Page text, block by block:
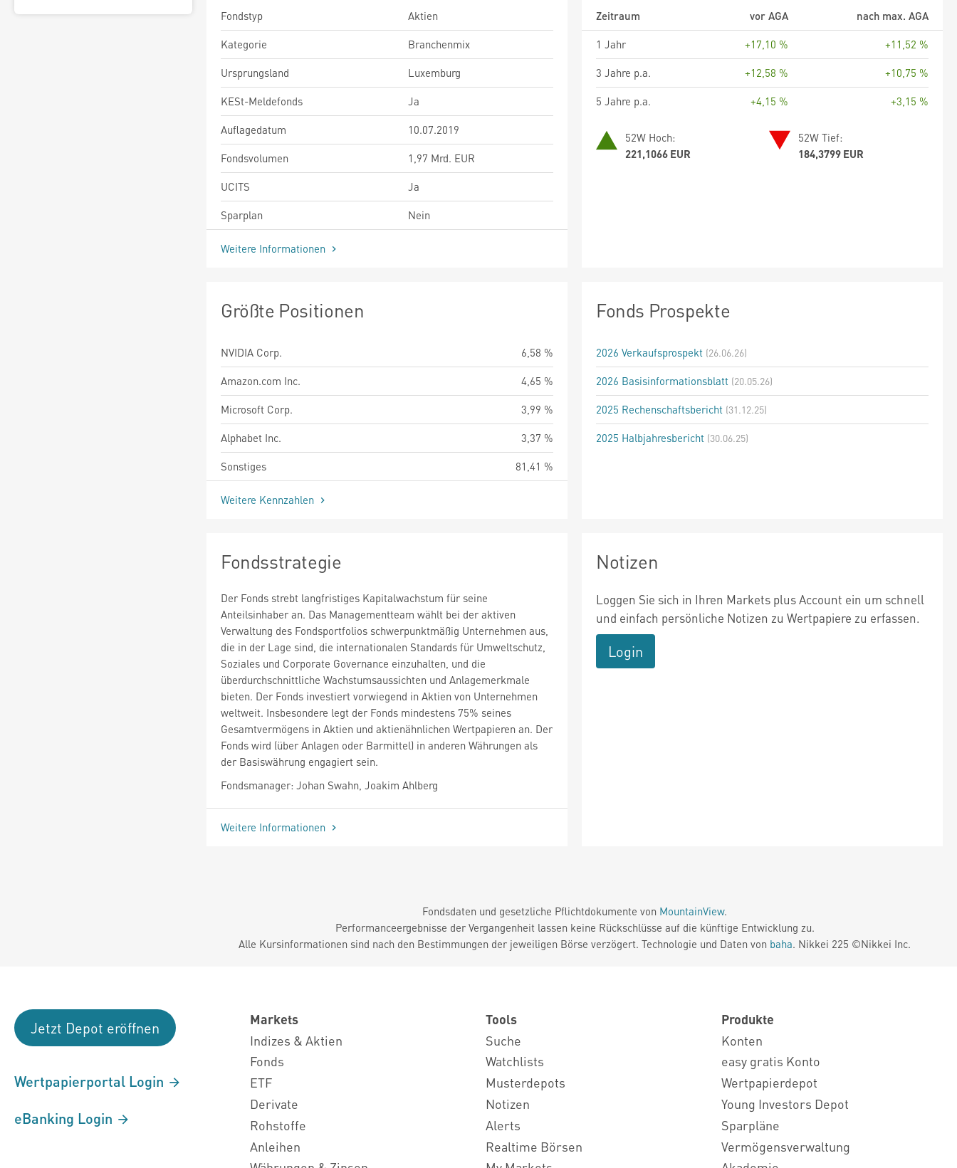
Fondstyp
Aktien
Kategorie
Branchenmix
Ursprungsland
Luxemburg
KESt-Meldefonds
Ja
Auflagedatum
10.07.2019
Fondsvolumen
1,97 Mrd. EUR
UCITS
Ja
Sparplan
Nein
Weitere Informationen
Zeitraum vor AGA
nach max. AGA
1 Jahr
+17,10 %
+11,52 %
3 Jahre p.a.
+12,58 %
+10,75 %
5 Jahre p.a.
+4,15 % +3,15 %
52W Hoch:
221,1066 EUR
52W Tief:
184,3799 EUR
Größte Positionen
NVIDIA Corp.
6,58 %
Amazon.com Inc.
4,65 %
Microsoft Corp.
3,99 %
Alphabet Inc.
3,37 %
Sonstiges
81,41 %
Weitere Kennzahlen
Fonds Prospekte
2026 Verkaufsprospekt (26.06.26)
2026 Basisinformationsblatt (20.05.26)
2025 Rechenschaftsbericht (31.12.25)
2025 Halbjahresbericht (30.06.25)
Fondsstrategie
Der Fonds strebt langfristiges Kapitalwachstum für seine
Anteilsinhaber an. Das Managementteam wählt bei der aktiven
Verwaltung des Fondsportfolios schwerpunktmäßig Unternehmen aus,
die in der Lage sind, die internationalen Standards für Umweltschutz,
Soziales und Corporate Governance einzuhalten, und die
überdurchschnittliche Wachstumsaussichten und Anlagemerkmale
bieten. Der Fonds investiert vorwiegend in Aktien von Unternehmen
weltweit. Insbesondere legt der Fonds mindestens 75% seines
Gesamtvermögens in Aktien und aktienähnlichen Wertpapieren an. Der
Fonds wird (über Anlagen oder Barmittel) in anderen Währungen als
der Basiswährung engagiert sein.
Fondsmanager: Johan Swahn, Joakim Ahlberg
Weitere Informationen
Notizen
Loggen Sie sich in Ihren Markets plus Account ein um schnell
und einfach persönliche Notizen zu Wertpapiere zu erfassen.
Login
Fondsdaten und gesetzliche Pflichtdokumente von MountainView.
Performanceergebnisse der Vergangenheit lassen keine Rückschlüsse auf die künftige Entwicklung zu.
Alle Kursinformationen sind nach den Bestimmungen der jeweiligen Börse verzögert. Technologie und Daten von baha. Nikkei 225 ©Nikkei Inc.
Jetzt Depot eröffnen
Wertpapierportal Login
eBanking Login
Markets
Indizes & Aktien
Fonds
ETF
Derivate
Rohstoffe
Anleihen
Tools
Suche
Watchlists
Musterdepots
Notizen
Alerts
Realtime Börsen
Produkte
Konten
easy gratis Konto
Wertpapierdepot
Young Investors Depot
Sparpläne
Vermögensverwaltung